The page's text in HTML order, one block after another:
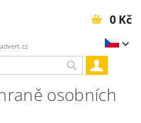
0 Kč
osobních